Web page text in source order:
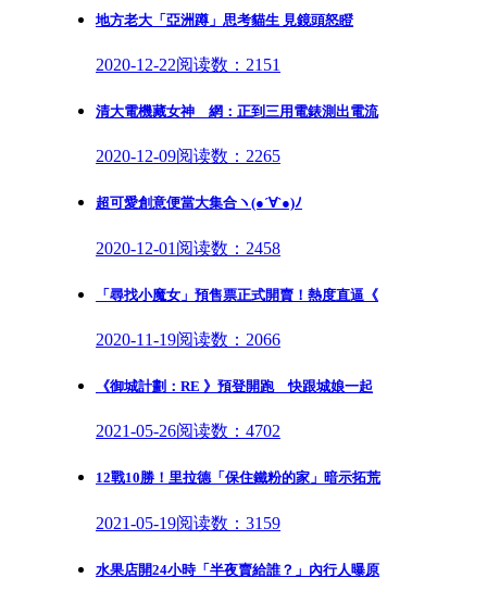
地方老大「亞洲蹲」思考貓生 見鏡頭怒瞪
2020-12-22阅读数：2151
清大電機藏女神 網：正到三用電錶測出電流
2020-12-09阅读数：2265
超可愛創意便當大集合ヽ(●´∀`●)ﾉ
2020-12-01 阅读数：2458
「尋找小魔女」預售票正式開賣！熱度直逼《
2020-11-19阅读数：2066
《御城計劃：RE 》預登開跑 快跟城娘一起
2021-05-26阅读数：4702
12戰10勝！里拉德「保住鐵粉的家」暗示拓荒
2021-05-19阅读数：3159
水果店開24小時「半夜賣給誰？」內行人曝原